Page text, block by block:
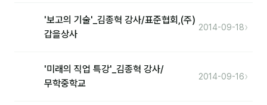
담당자·교육생 피드백
'보고의 기술'_김종혁 강사/표준협회,(주)
갑을상사
2014-09-18›
'미래의 직업 특강'_김종혁 강사/
무학중학교
2014-09-16›